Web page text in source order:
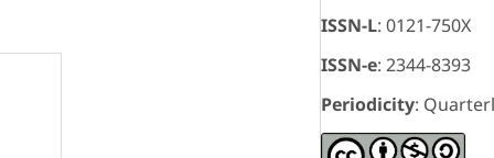
ISSN-L: 0121-750X
ISSN-e: 2344-8393
Periodicity: